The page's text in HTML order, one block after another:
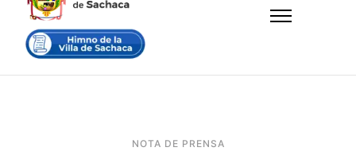
NOTA DE PRENSA